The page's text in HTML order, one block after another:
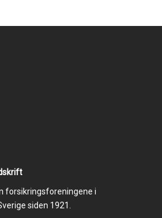
forsikringsforeningene i
siden 1921.